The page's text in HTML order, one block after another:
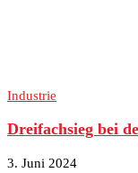
Industrie
Dreifachsieg bei
3. Juni 2024